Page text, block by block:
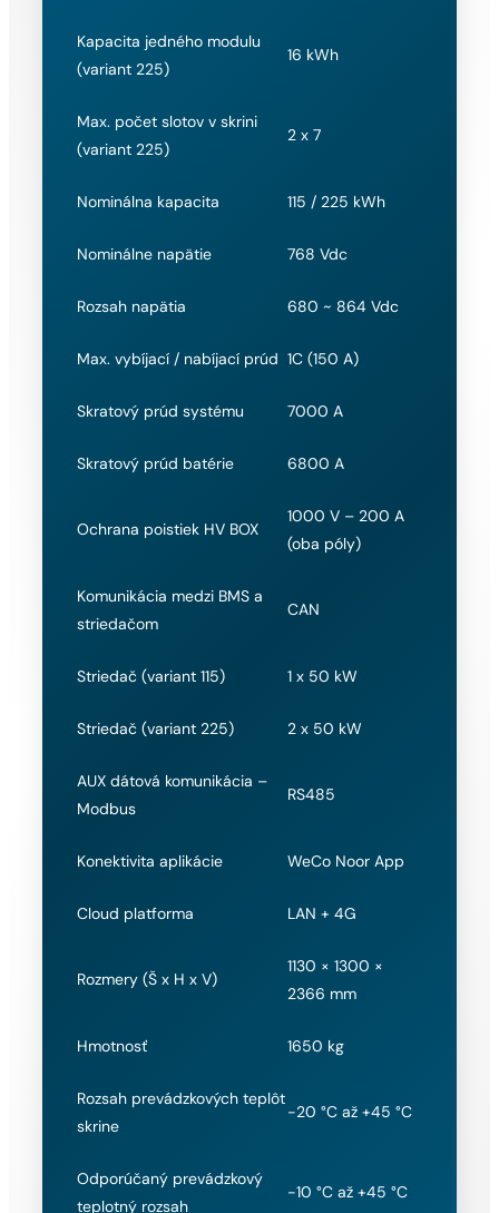
Kapacita jedného modulu
(variant 225)
16 kWh
Max. počet slotov v skrini
(variant 225)
2 x 7
Nominálna kapacita 115 / 225 kWh
Nominálne napätie 768 Vdc
Rozsah napätia 680 ~ 864 Vdc
Max. vybíjací / nabíjací prúd 1C (150 A)
Skratový prúd systému 7000 A
Skratový prúd batérie 6800 A
Ochrana poistiek HV BOX
1000 V – 200 A
(oba póly)
Komunikácia medzi BMS a
striedačom
CAN
Striedač (variant 115) 1 x 50 kW
Striedač (variant 225) 2 x 50 kW
AUX dátová komunikácia –
Modbus
RS485
Konektivita aplikácie WeCo Noor App
Cloud platforma LAN + 4G
Rozmery (Š x H x V)
1130 × 1300 ×
2366 mm
Hmotnosť 1650 kg
Rozsah prevádzkových teplôt
skrine
-20 °C až +45 °C
Odporúčaný prevádzkový
teplotný rozsah
-10 °C až +45 °C